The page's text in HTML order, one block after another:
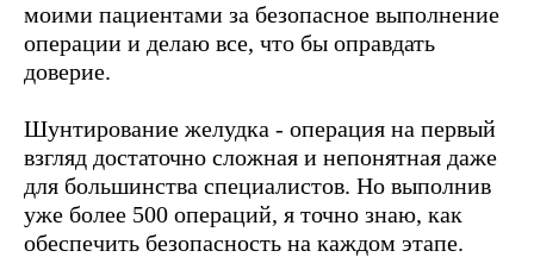
моими пациентами за безопасное выполнение
операции и делаю все, что бы оправдать
доверие.
Шунтирование желудка - операция на первый
взгляд достаточно сложная и непонятная даже
для большинства специалистов. Но выполнив
уже более 500 операций, я точно знаю, как
обеспечить безопасность на каждом этапе.